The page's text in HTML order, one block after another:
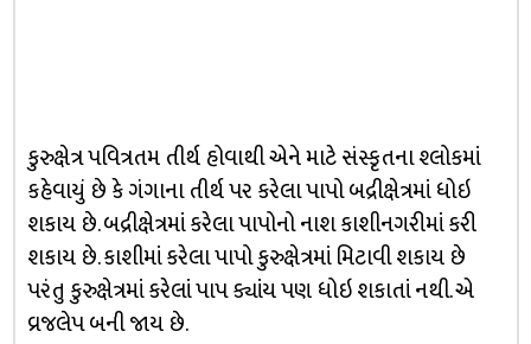
કુરુક્ષેત્ર પવિત્રતમ તીર્થ હોવાથી એને માટે સંસ્કૃતના શ્લોકમાં
કહેવાયું છે કે ગંગાના તીર્થ પર કરેલા પાપો બદ્રીક્ષેત્રમાં ધોઇ
શકાય છે. બદ્રીક્ષેત્રમાં કરેલા પાપોનો નાશ કાશીનગરીમાં કરી
શકાય છે. કાશીમાં કરેલા પાપો કુરુક્ષેત્રમાં મિટાવી શકાય છે
પરંતુ કુરુક્ષેત્રમાં કરેલાં પાપ ક્યાંય પણ ધોઇ શકાતાં નથી. એ
વ્રજલેપ બની જાય છે.